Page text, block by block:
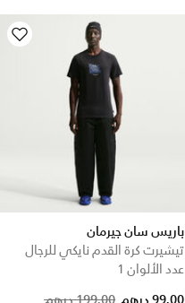
باريس سان جيرمان
تيشيرت كرة القدم نايكي للرجال
عدد الألوان 1